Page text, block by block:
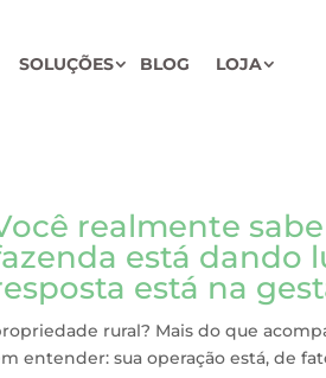
SOLUÇÕES BLOG LOJA
realmente sabe
está dando
está na
rural? Mais do que
entender: sua operação está, de